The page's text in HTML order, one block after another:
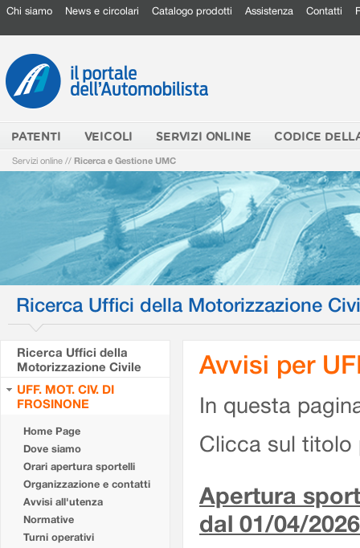
Chi siamo News e circolari Catalogo prodotti Assistenza Contatti
PATENTI VEICOLI SERVIZI ONLINE CODICE
Servizi online // Ricerca e Gestione UMC
Ricerca Uffici della Motorizzazione
Ricerca Uffici della
Motorizzazione Civile
UFF. MOT. CIV. DI
FROSINONE
Home Page
Dove siamo
Orari apertura sportelli
Organizzazione e contatti
Avvisi all'utenza
Normative
Turni operativi
Avvisi per
In questa
Clicca sul titolo
Apertura
dal 01/04/2026